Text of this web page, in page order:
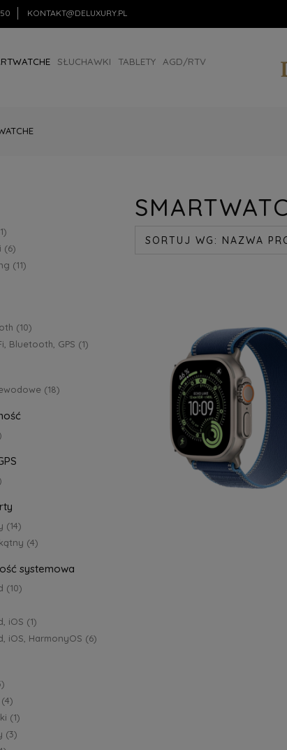
KONTAKT@DELUXURY.PL
SŁUCHAWKI TABLETY AGD/RTV
(6)
(11)
(10)
Bluetooth, GPS (1)
(18)
(14)
(4)
systemowa
(10)
iOS (1)
iOS, HarmonyOS (6)
(4)
(1)
(3)
SORTUJ WG: NAZWA